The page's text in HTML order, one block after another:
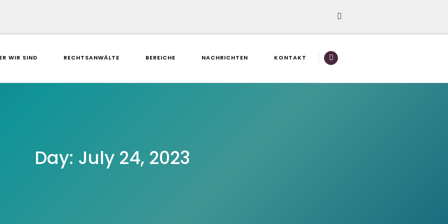
WIR SIND RECHTSANWÄLTE BEREICHE NACHRICHTEN KONTAKT
Day: July 24, 2023